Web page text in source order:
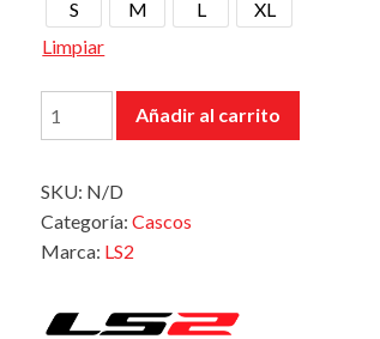
S
M L
XL
Limpiar
Casco
805
Sputnik
Gloss
Rojo
Añadir al carrito
SKU: N/D
Categoría:Cascos
Marca: LS2